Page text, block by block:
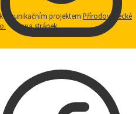
projektem Přírodovědecké
Mapa stránek